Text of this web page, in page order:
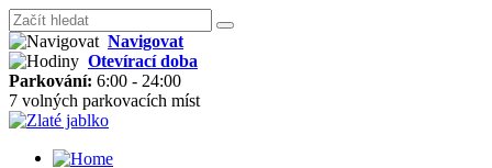
Navigovat
Otevírací doba
Parkování: 6:00 - 24:00
7 volných parkovacích míst